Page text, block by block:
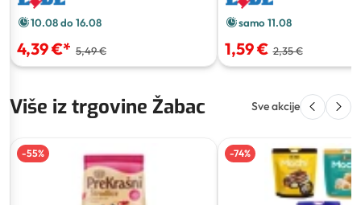
10.08 do 16.08
4,39 €* 5,49 €
samo 11.08
1,59 € 2,35 €
Više iz trgovine Žabac Sve akcije
-55% -74%